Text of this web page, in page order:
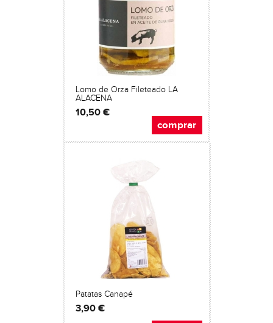
comprar
Lomo de Orza Fileteado LA
ALACENA
10,50 €
Patatas Canapé
3,90 €